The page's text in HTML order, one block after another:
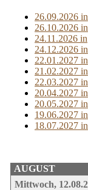
26.09.2026 in
26.10.2026 in
24.11.2026 in
24.12.2026 in
22.01.2027 in
21.02.2027 in
22.03.2027 in
20.04.2027 in
20.05.2027 in
19.06.2027 in
18.07.2027 in
AUGUST
Mittwoch,